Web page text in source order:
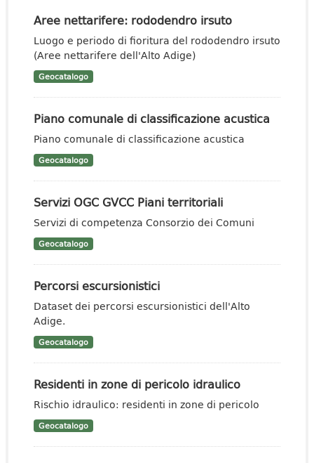
Aree nettarifere: rododendro irsuto
Luogo e periodo di fioritura del rododendro irsuto
(Aree nettarifere dell'Alto Adige)
Geocatalogo
Piano comunale di classificazione acustica
Piano comunale di classificazione acustica
Geocatalogo
Servizi OGC GVCC Piani territoriali
Servizi di competenza Consorzio dei Comuni
Geocatalogo
Percorsi escursionistici
Dataset dei percorsi escursionistici dell'Alto
Adige.
Geocatalogo
Residenti in zone di pericolo idraulico
Rischio idraulico: residenti in zone di pericolo
Geocatalogo